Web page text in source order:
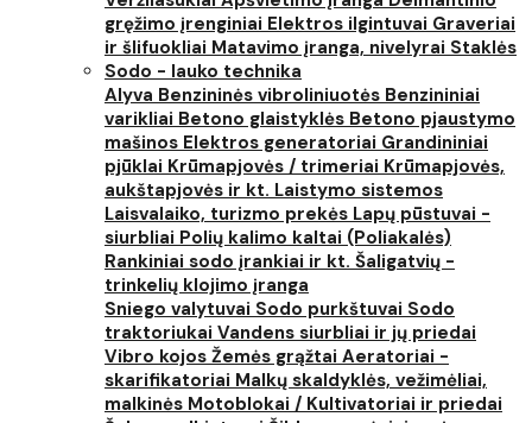
gręžimo įrenginiai Elektros ilgintuvai Graveriai
ir šlifuokliai Matavimo įranga, nivelyrai Staklės
Sodo - lauko technika
Alyva Benzininės vibroliniuotės Benzininiai
varikliai Betono glaistyklės Betono pjaustymo
mašinos Elektros generatoriai Grandininiai
pjūklai Krūmapjovės / trimeriai Krūmapjovės,
aukštapjovės ir kt. Laistymo sistemos
Laisvalaiko, turizmo prekės Lapų pūstuvai -
siurbliai Polių kalimo kaltai (Poliakalės)
Rankiniai sodo įrankiai ir kt. Šaligatvių -
trinkelių klojimo įranga
Sniego valytuvai Sodo purkštuvai Sodo
traktoriukai Vandens siurbliai ir jų priedai
Vibro kojos Žemės grąžtai Aeratoriai -
skarifikatoriai Malkų skaldyklės, vežimėliai,
malkinės Motoblokai / Kultivatoriai ir priedai